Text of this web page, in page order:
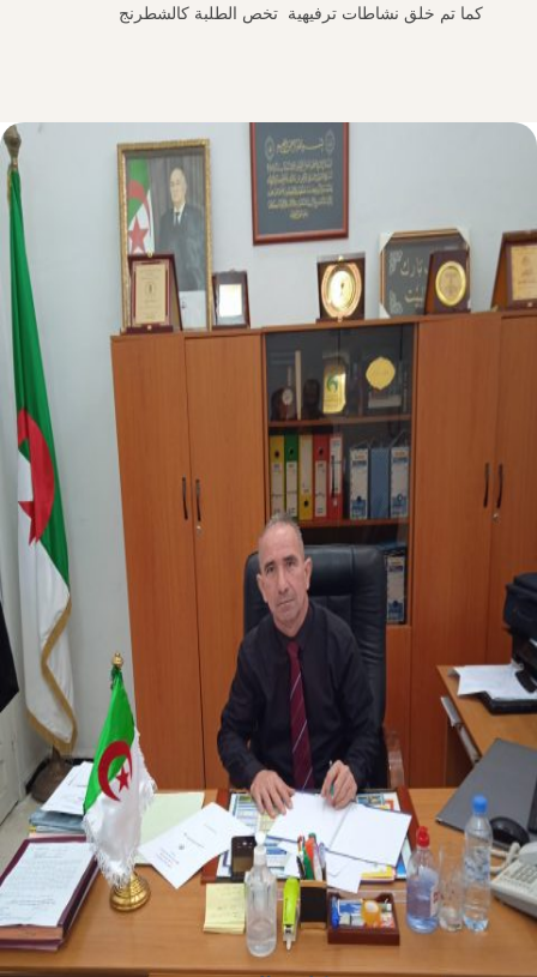
كما تم خلق نشاطات ترفيهية تخص الطلبة كالشطرنج